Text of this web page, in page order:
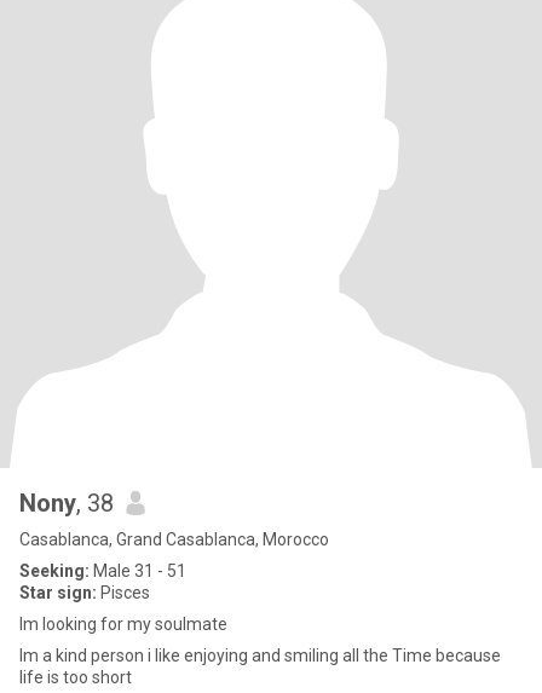
Nony, 38
Casablanca, Grand Casablanca, Morocco
Seeking: Male 31 - 51
Star sign: Pisces
Im looking for my soulmate
Im a kind person i like enjoying and smiling all the Time because
life is too short